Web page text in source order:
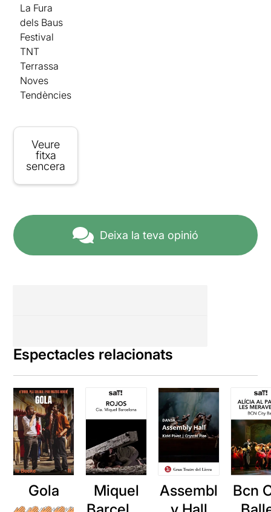
La Fura
dels Baus
Festival
TNT
Terrassa
Noves
Tendències
Veure
fitxa
sencera
Deixa la teva opinió
Espectacles relacionats
Gola
Miquel
Assembl
Bcn